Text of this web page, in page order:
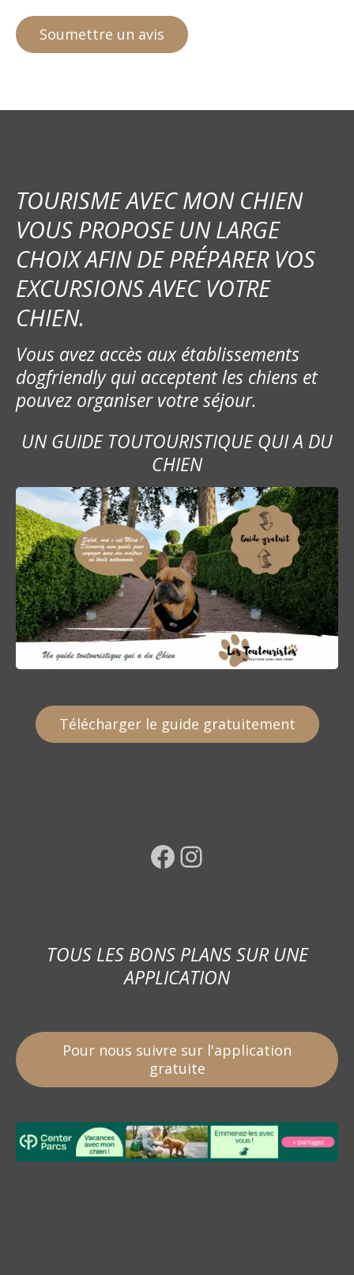
TOURISME AVEC MON CHIEN
VOUS PROPOSE UN LARGE
CHOIX AFIN DE PRÉPARER VOS
EXCURSIONS AVEC VOTRE
CHIEN.
Vous avez accès aux établissements
dogfriendly qui acceptent les chiens et
pouvez organiser votre séjour.
UN GUIDE TOUTOURISTIQUE QUI A DU
CHIEN
Télécharger le guide gratuitement
Facebook Instagram
TOUS LES BONS PLANS SUR UNE
APPLICATION
Pour nous suivre sur l'application
gratuite